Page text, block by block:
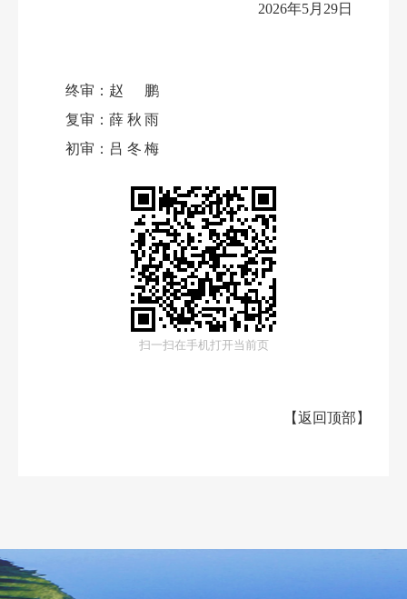
2026年5月29日
终审： 赵鹏
复审： 薛秋雨
初审： 吕冬梅
扫一扫在手机打开当前页
【返回顶部 】